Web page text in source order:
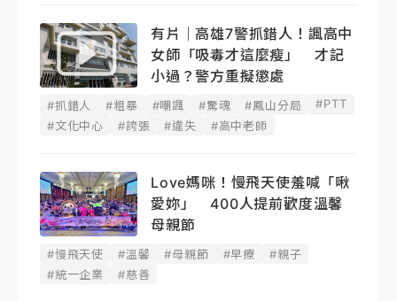
有片｜高雄7警抓錯人！諷高中
女師「吸毒才這麼瘦」 才記
小過？警方重擬懲處
#抓錯人 #粗暴 #嘲諷 #驚魂 #鳳山分局
#PTT
#文化中心
#誇張 #違失 #高中老師
Love媽咪！慢飛天使羞喊「啾
愛妳」 400人提前歡度溫馨
母親節
#慢飛天使 #溫馨 #母親節 #早療
#親子
#統一企業
#慈善